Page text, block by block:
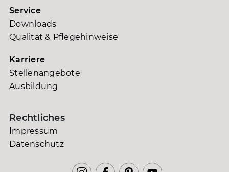
Service
Downloads
Qualität & Pflegehinweise
Karriere
Stellenangebote
Ausbildung
Rechtliches
Impressum
Datenschutz